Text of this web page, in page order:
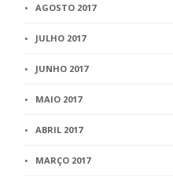
AGOSTO 2017
JULHO 2017
JUNHO 2017
MAIO 2017
ABRIL 2017
MARÇO 2017